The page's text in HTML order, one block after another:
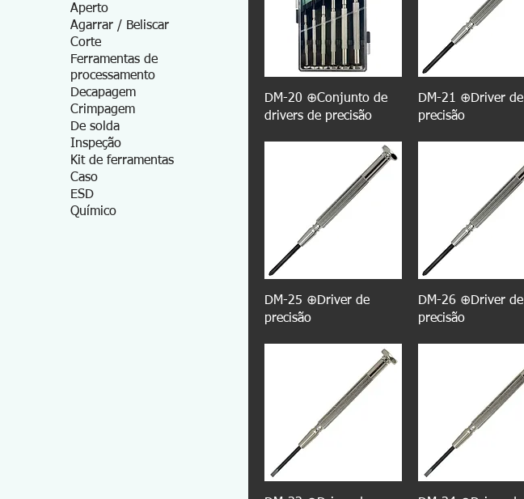
Aperto
Agarrar / Beliscar
Corte
Ferramentas de
processamento
Decapagem
Crimpagem
De solda
Inspeção
Kit de ferramentas
Caso
ESD
Químico
DM-20 ⊕Conjunto de
drivers de precisão
DM-21 ⊕Driver de
precisão
DM-25 ⊕Driver de
precisão
DM-26 ⊕Driver de
precisão